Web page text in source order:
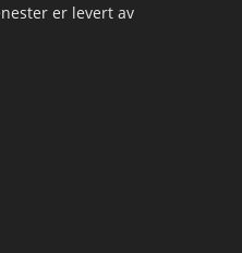
er levert av